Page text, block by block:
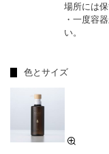
場所には
・一度容
い。
色とサイズ